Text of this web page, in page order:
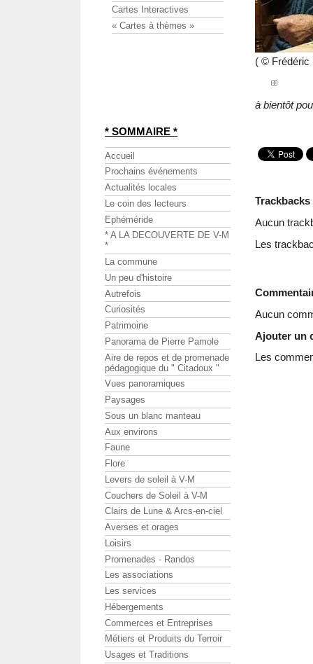
( © Frédéric
à bientôt
Trackbacks
Aucun
Les
Aucun
Ajouter un
Les
Cartes Interactives
« Cartes à thèmes »
* SOMMAIRE *
Accueil
Prochains événements
Actualités locales
Le coin des lecteurs
Ephéméride
* A LA DECOUVERTE DE V-M
*
La commune
Un peu d'histoire
Autrefois
Curiosités
Patrimoine
Panorama de Pierre Pamole
Aire de repos et de promenade
pédagogique du " Citadoux "
Vues panoramiques
Paysages
Sous un blanc manteau
Aux environs
Faune
Flore
Levers de soleil à V-M
Couchers de Soleil à V-M
Clairs de Lune & Arcs-en-ciel
Averses et orages
Loisirs
Promenades - Randos
Les associations
Les services
Hébergements
Commerces et Entreprises
Métiers et Produits du Terroir
Usages et Traditions